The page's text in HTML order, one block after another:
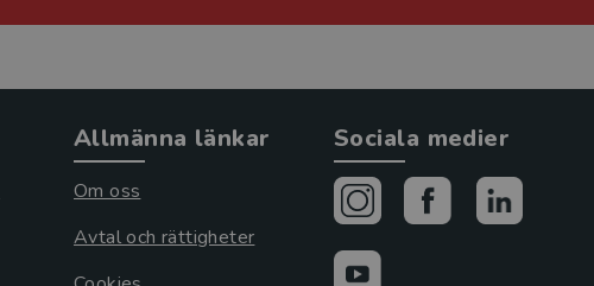
Allmänna länkar
Om oss
Avtal och rättigheter
Sociala medier